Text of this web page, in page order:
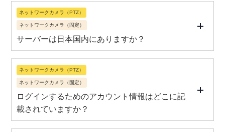
ネットワークカメラ（PTZ）
ネットワークカメラ（固定）
サーバーは日本国内にありますか？
ネットワークカメラ（PTZ）
ネットワークカメラ（固定）
ログインするためのアカウント情報はどこに記
載されていますか？